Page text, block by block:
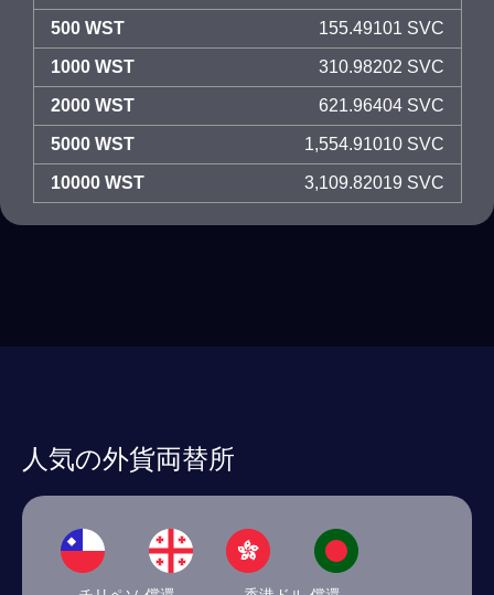
500 WST 155.49101 SVC
1000 WST 310.98202 SVC
2000 WST 621.96404 SVC
5000 WST 1,554.91010 SVC
10000 WST 3,109.82019 SVC
人気の外貨両替所